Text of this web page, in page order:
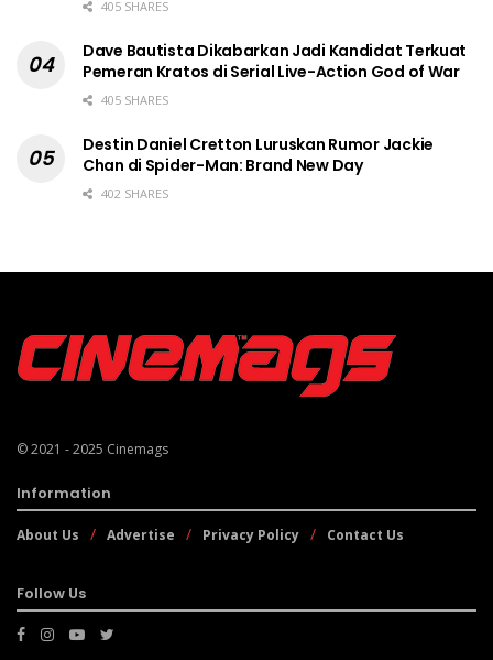
405 SHARES
Dave Bautista Dikabarkan Jadi Kandidat Terkuat
Pemeran Kratos di Serial Live-Action God of War
405 SHARES
Destin Daniel Cretton Luruskan Rumor Jackie
Chan di Spider-Man: Brand New Day
402 SHARES
© 2021 - 2025 Cinemags
Information
About Us Advertise Privacy Policy Contact Us
Follow Us